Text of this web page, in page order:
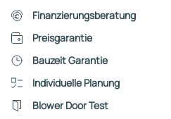
Finanzierungsberatung
Preisgarantie
Bauzeit Garantie
Individuelle Planung
Blower Door Test